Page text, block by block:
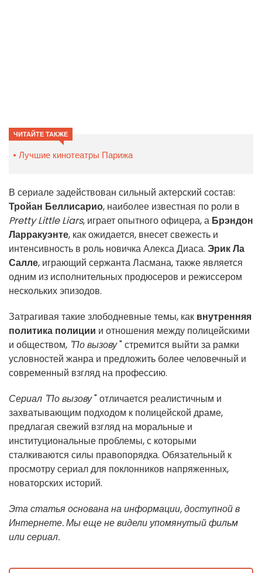
ЧИТАЙТЕ ТАКЖЕ
Лучшие кинотеатры Парижа
В сериале задействован сильный актерский состав:
Тройан Беллисарио, наиболее известная по роли в
Pretty Little Liars, играет опытного офицера, а Брэндон
Ларракуэнте, как ожидается, внесет свежесть и
интенсивность в роль новичка Алекса Диаса. Эрик Ла
Салле, играющий сержанта Ласмана, также является
одним из исполнительных продюсеров и режиссером
нескольких эпизодов.
Затрагивая такие злободневные темы, как внутренняя
политика полиции и отношения между полицейскими
и обществом, "По вызову" стремится выйти за рамки
условностей жанра и предложить более человечный и
современный взгляд на профессию.
Сериал "По вызову" отличается реалистичным и
захватывающим подходом к полицейской драме,
предлагая свежий взгляд на моральные и
институциональные проблемы, с которыми
сталкиваются силы правопорядка. Обязательный к
просмотру сериал для поклонников напряженных,
новаторских историй.
Эта статья основана на информации, доступной в
Интернете. Мы еще не видели упомянутый фильм
или сериал.